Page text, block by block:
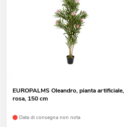
EUROPALMS Oleandro, pianta artificiale,
rosa, 150 cm
Data di consegna non nota